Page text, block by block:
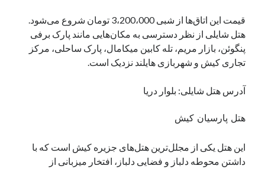
قیمت این اتاق‌ها از شبی 3،200،000 تومان شروع می‌شود.
هتل شایلی از نظر دسترسی به مکان‌هایی مانند پارک برفی
پنگوئن، بازار مریم، تله کابین میکامال، پارک ساحلی، مرکز
تجاری کیش و شهربازی هایلند نزدیک است.
آدرس هتل شایلی: بلوار دریا
هتل پارسیان کیش
این هتل یکی از مجلل‌ترین هتل‌های جزیره کیش است که با
داشتن محوطه دلباز و فضایی دلباز، افتخار میزبانی از